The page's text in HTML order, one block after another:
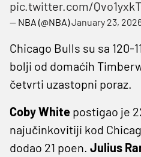
pic.twitter.com/
— NBA (@NBA)January 23,
Chicago Bulls su sa 120-
bolji od domaćih
četvrti uzastopni poraz.
Coby White postigao je
najučinkovitiji kod
dodao 21 poen. Julius